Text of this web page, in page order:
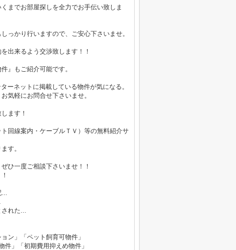
までお部屋探しを全力でお手伝い致しま
っかり行いますので、ご安心下さいませ。
出来るよう交渉致します！！
』もご紹介可能です。
ーネットに掲載している物件が気になる。
気軽にお問合せ下さいませ。
ます！
回線案内・ケーブルＴＶ）等の無料紹介サ
す。
ひ一度ご相談下さいませ！！
...
された...
ン」「ペット飼育可物件」
件」「初期費用抑えめ物件」